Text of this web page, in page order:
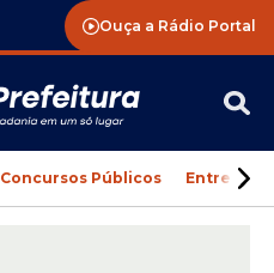
Ouça a Rádio Portal
Concursos Públicos